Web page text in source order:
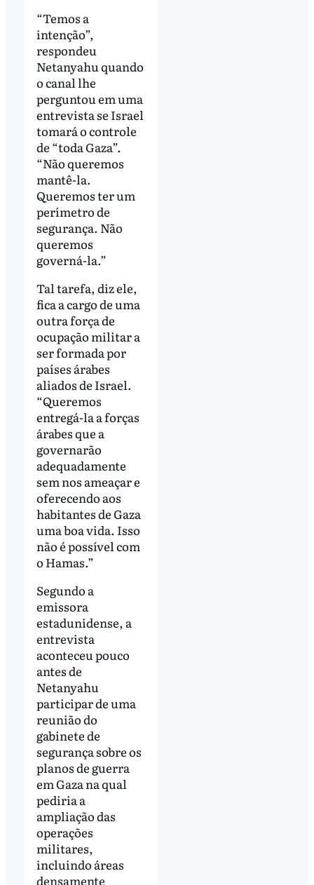
“Temos a
intenção”,
respondeu
Netanyahu quando
o canal lhe
perguntou em uma
entrevista se Israel
tomará o controle
de “toda Gaza”.
“Não queremos
mantê-la.
Queremos ter um
perímetro de
segurança. Não
queremos
governá-la.”
Tal tarefa, diz ele,
fica a cargo de uma
outra força de
ocupação militar a
ser formada por
países árabes
aliados de Israel.
“Queremos
entregá-la a forças
árabes que a
governarão
adequadamente
sem nos ameaçar e
oferecendo aos
habitantes de Gaza
uma boa vida. Isso
não é possível com
o Hamas.”
Segundo a
emissora
estadunidense, a
entrevista
aconteceu pouco
antes de
Netanyahu
participar de uma
reunião do
gabinete de
segurança sobre os
planos de guerra
em Gaza na qual
pediria a
ampliação das
operações
militares,
incluindo áreas
densamente